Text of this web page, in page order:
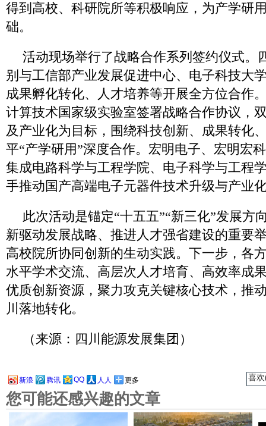
得到高校、科研院所等积极响应，为产学研
础。
活动现场举行了战略合作系列签约仪式。
别与工信部产业发展促进中心、电子科技大
成果孵化转化、人才培养等开展全方位合作
计算技术国家级实验室签署战略合作协议，
及产业化为目标，围绕科技创新、成果转化
平“产学研用”深度合作。宏明电子、宏明宏
集成电路科学与工程学院、电子科学与工程
手推动国产高端电子元器件技术升级与产业
此次活动是锚定“十五五”“新三化”发展方
新驱动发展战略、推进人才强省建设的重要
高校院所协同创新的生动实践。下一步，各
水平学术交流、高层次人才培育、高效率成
优质创新资源，聚力攻克关键核心技术，推
川落地转化。
（来源：四川能源发展集团）
新浪 腾讯 QQ 人人 更多 喜
您可能还感兴趣的文章